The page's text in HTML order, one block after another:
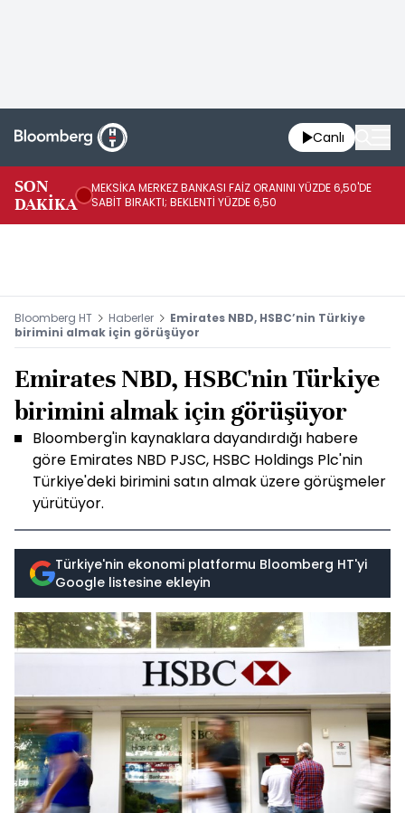
Canlı
SON
DAKİKA
MEKSİKA MERKEZ BANKASI FAİZ ORANINI YÜZDE 6,50'DE
SABİT BIRAKTI; BEKLENTİ YÜZDE 6,50
Bloomberg HT Haberler
Emirates NBD, HSBC’nin Türkiye
birimini almak için görüşüyor
Emirates NBD, HSBC'nin Türkiye
birimini almak için görüşüyor
Bloomberg'in kaynaklara dayandırdığı habere
göre Emirates NBD PJSC, HSBC Holdings Plc'nin
Türkiye'deki birimini satın almak üzere görüşmeler
yürütüyor.
Türkiye'nin ekonomi platformu Bloomberg HT'yi
Google listesine ekleyin